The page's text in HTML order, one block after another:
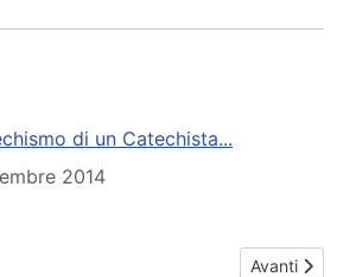
di un Catechista...
2014
- I Privilegi di Maria Articolo
Avanti